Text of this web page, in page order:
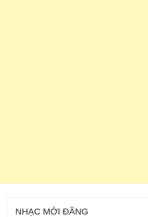
NHẠC MỚI ĐĂNG